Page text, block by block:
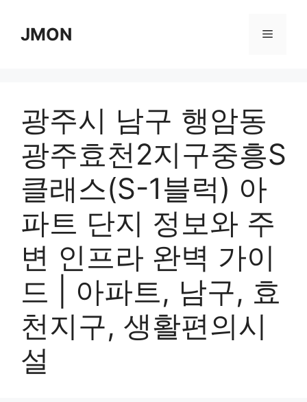
contentJMON Menu
광주시 남구 행암동
광주효천2지구중흥S
클래스(S-1블럭) 아
파트 단지 정보와 주
변 인프라 완벽 가이
드 | 아파트, 남구, 효
천지구, 생활편의시
설